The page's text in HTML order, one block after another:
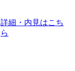
詳細・内見はこち
ら